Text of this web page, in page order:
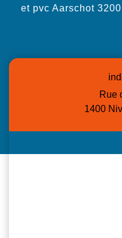
et pvc Aarschot 3200
Rue
1400